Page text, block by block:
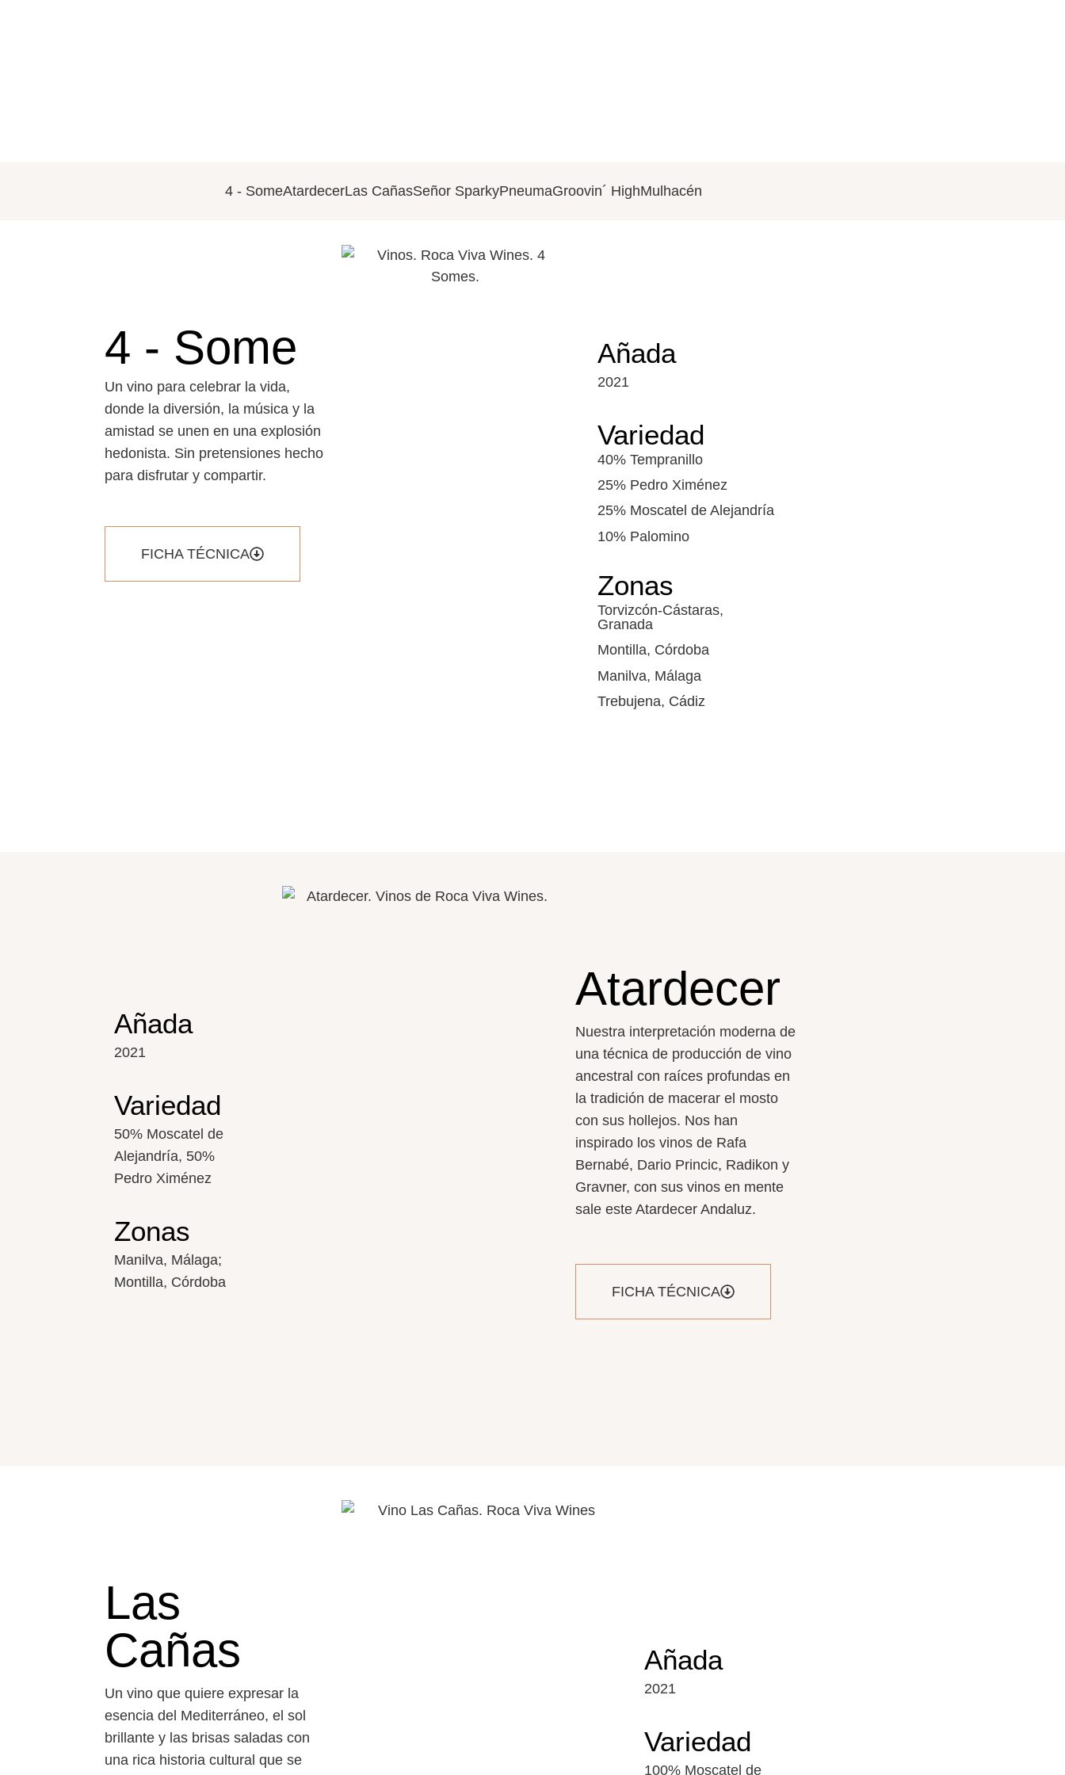
4 - SomeAtardecerLas CañasSeñor SparkyPneumaGroovin´ HighMulhacén
4 - Some
Un vino para celebrar la vida,
donde la diversión, la música y la
amistad se unen en una explosión
hedonista. Sin pretensiones hecho
para disfrutar y compartir.
FICHA TÉCNICA
Añada
2021
Variedad
40% Tempranillo
25% Pedro Ximénez
25% Moscatel de Alejandría
10% Palomino
Zonas
Torvizcón-Cástaras,
Granada
Montilla, Córdoba
Manilva, Málaga
Trebujena, Cádiz
Añada
2021
Variedad
50% Moscatel de
Alejandría, 50%
Pedro Ximénez
Zonas
Manilva, Málaga;
Montilla, Córdoba
Atardecer
Nuestra interpretación moderna de
una técnica de producción de vino
ancestral con raíces profundas en
la tradición de macerar el mosto
con sus hollejos. Nos han
inspirado los vinos de Rafa
Bernabé, Dario Princic, Radikon y
Gravner, con sus vinos en mente
sale este Atardecer Andaluz.
FICHA TÉCNICA
Las
Cañas
Un vino que quiere expresar la
esencia del Mediterráneo, el sol
brillante y las brisas saladas con
una rica historia cultural que se
Añada
2021
Variedad
100% Moscatel de